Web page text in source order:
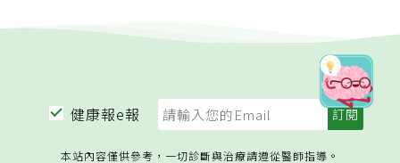
健康報e報
本站內容僅供參考，一切診斷與治療請遵從醫師指導。